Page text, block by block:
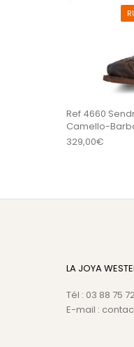
Ref 4660
Camello-
329,00€
LA JOYA
Tél : 03 88 75
E-mail :